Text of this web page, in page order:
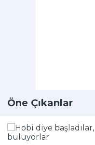
Öne Çıkanlar